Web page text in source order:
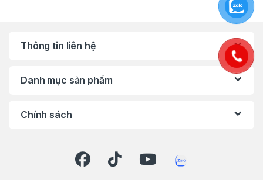
các dòng pin Li-ion)
Chiều dài hành trình lưỡi: 26 mm
Thông tin liên hệ
Danh mục sản phẩm
Chính sách